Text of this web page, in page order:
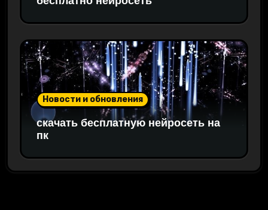
Новости и обновления
скачать бесплатную нейросеть на
пк